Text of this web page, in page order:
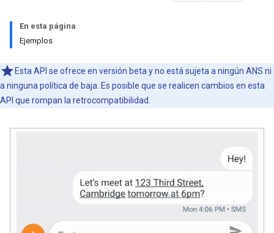
En esta página
Ejemplos
Esta API se ofrece en versión beta y no está sujeta a ningún ANS ni
a ninguna política de baja. Es posible que se realicen cambios en esta
API que rompan la retrocompatibilidad.